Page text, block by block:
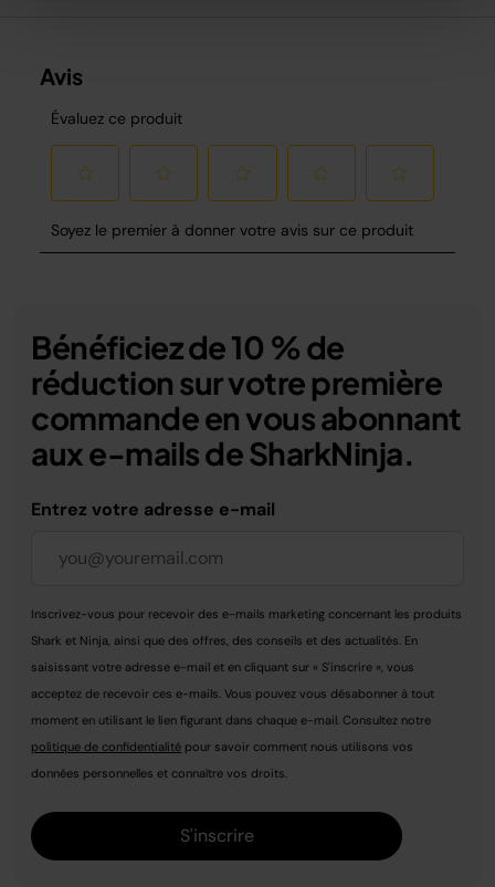
Bénéficiez de 10 % de
réduction sur votre première
commande en vous abonnant
aux e-mails de SharkNinja.
Entrez votre adresse e-mail
Inscrivez-vous pour recevoir des e-mails marketing concernant les produits
Shark et Ninja, ainsi que des offres, des conseils et des actualités. En
saisissant votre adresse e-mail et en cliquant sur « S'inscrire », vous
acceptez de recevoir ces e-mails. Vous pouvez vous désabonner à tout
moment en utilisant le lien figurant dans chaque e-mail. Consultez notre
politique de confidentialité pour savoir comment nous utilisons vos
données personnelles et connaître vos droits.
S'inscrire